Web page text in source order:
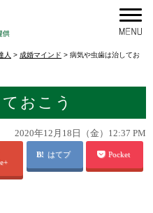
人 > 成婚マインド > 病気や虫歯は治してお
おこう
2020年12月18日（金）12:37 PM
はてブ Pocket